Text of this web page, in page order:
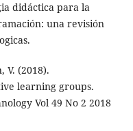
didáctica para la
una revisión
V. (2018).
learning groups.
Vol 49 No 2 2018